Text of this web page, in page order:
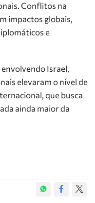
Conflitos na
impactos globais,
e
Israel,
elevaram o nível de
que busca
ainda maior da